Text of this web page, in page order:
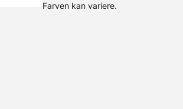
Farven kan variere.